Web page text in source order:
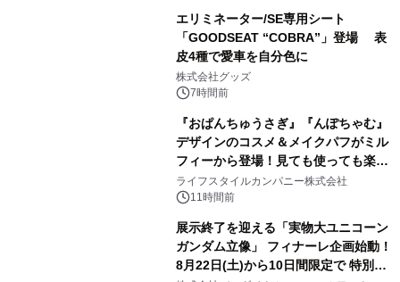
エリミネーター/SE専用シート
「GOODSEAT “COBRA”」登場 表
皮4種で愛車を自分色に
株式会社グッズ
7時間前
『おぱんちゅうさぎ』『んぽちゃむ』
デザインのコスメ＆メイクパフがミル
フィーから登場！見ても使っても楽し
い、ポップでキュートなコレクショ
ン。
ライフスタイルカンパニー株式会社
11時間前
展示終了を迎える「実物大ユニコーン
ガンダム立像」 フィナーレ企画始動！
8月22日(土)から10日間限定で 特別映